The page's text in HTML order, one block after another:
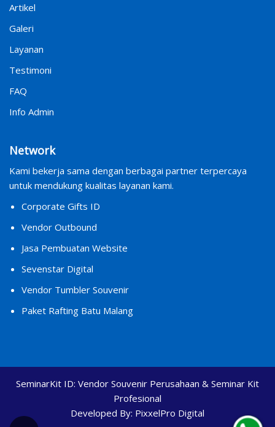
Artikel
Galeri
Layanan
Testimoni
FAQ
Info Admin
Network
Kami bekerja sama dengan berbagai partner terpercaya
untuk mendukung kualitas layanan kami.
Corporate Gifts ID
Vendor Outbound
Jasa Pembuatan Website
Sevenstar Digital
Vendor Tumbler Souvenir
Paket Rafting Batu Malang
SeminarKit ID: Vendor Souvenir Perusahaan & Seminar Kit
Profesional
Developed By: PixxelPro Digital